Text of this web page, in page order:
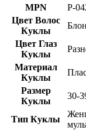
MPN
P-
Цвет Волос
Куклы
Цвет Глаз
Куклы
Материал
Куклы
Размер
Куклы
30-
Тип Куклы